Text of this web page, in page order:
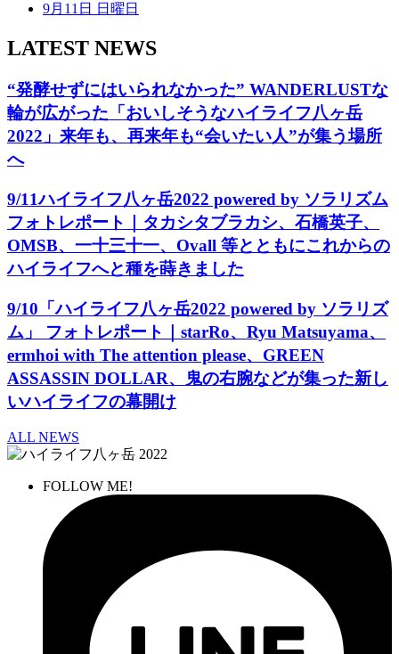
9月11日 日曜日
LATEST NEWS
“発酵せずにはいられなかった” WANDERLUSTな
輪が広がった「おいしそうなハイライフ八ヶ岳
2022」来年も、再来年も“会いたい人”が集う場所
へ
9/11ハイライフ八ヶ岳2022 powered by ソラリズム
フォトレポート｜タカシタブラカシ、石橋英子、
OMSB、一十三十一、Ovall 等とともにこれからの
ハイライフへと種を蒔きました
9/10「ハイライフ八ヶ岳2022 powered by ソラリズ
ム」 フォトレポート｜starRo、Ryu Matsuyama、
ermhoi with The attention please、GREEN
ASSASSIN DOLLAR、鬼の右腕などが集った新し
いハイライフの幕開け
ALL NEWS
FOLLOW ME!